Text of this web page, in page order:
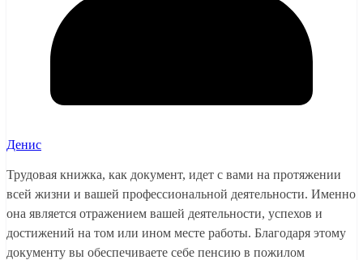
Денис
Трудовая книжка, как документ, идет с вами на протяжении
всей жизни и вашей профессиональной деятельности. Именно
она является отражением вашей деятельности, успехов и
достижений на том или ином месте работы. Благодаря этому
документу вы обеспечиваете себе пенсию в пожилом